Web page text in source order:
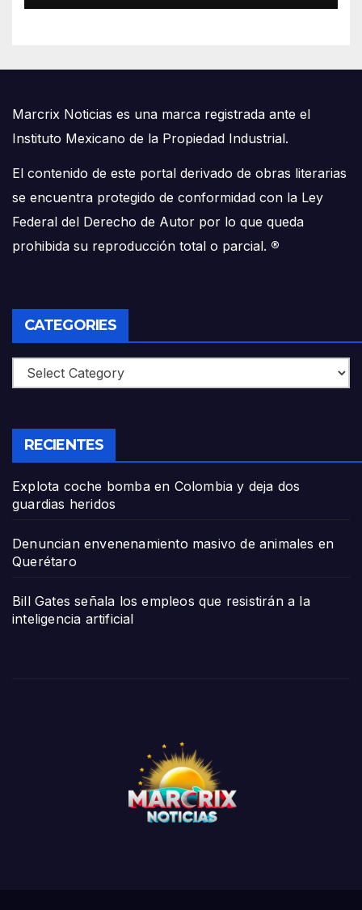
Marcrix Noticias es una marca registrada ante el
Instituto Mexicano de la Propiedad Industrial.
El contenido de este portal derivado de obras literarias
se encuentra protegido de conformidad con la Ley
Federal del Derecho de Autor por lo que queda
prohibida su reproducción total o parcial. ®
CATEGORIES
Categories
RECIENTES
Explota coche bomba en Colombia y deja dos
guardias heridos
Denuncian envenenamiento masivo de animales en
Querétaro
Bill Gates señala los empleos que resistirán a la
inteligencia artificial